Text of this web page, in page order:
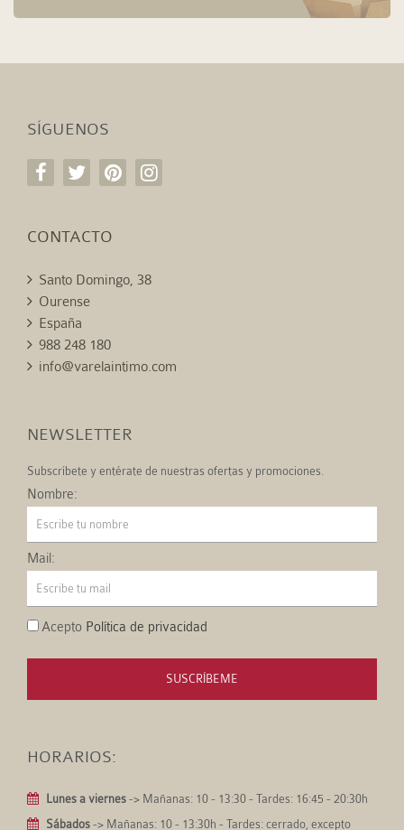
SÍGUENOS
CONTACTO
Santo Domingo, 38
Ourense
España
988 248 180
info@varelaintimo.com
NEWSLETTER
Subscríbete y entérate de nuestras ofertas y promociones.
Nombre:
Mail:
Acepto Política de privacidad
SUSCRÍBEME
HORARIOS:
Lunes a viernes -> Mañanas: 10 - 13:30 - Tardes: 16:45 - 20:30h
Sábados -> Mañanas: 10 - 13:30h - Tardes: cerrado, excepto